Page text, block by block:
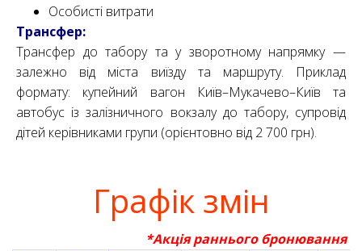
Особисті витрати
Трансфер:
Трансфер до табору та у зворотному напрямку —
залежно від міста виїзду та маршруту. Приклад
формату: купейний вагон Київ–Мукачево–Київ та
автобус із залізничного вокзалу до табору, супровід
дітей керівниками групи (орієнтовно від 2 700 грн).
Графік змін
*Акція раннього бронювання